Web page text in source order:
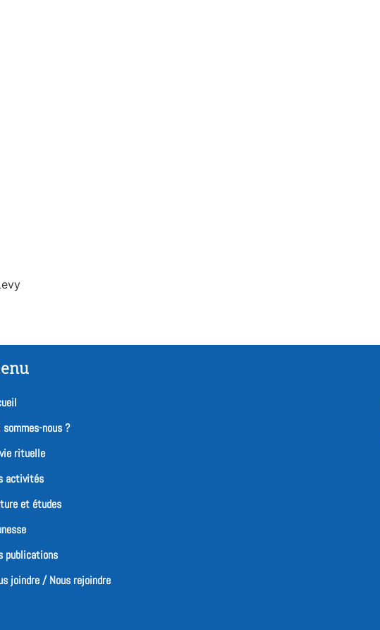
sommes-nous ?
rituelle
activités
et études
publications
joindre / Nous rejoindre